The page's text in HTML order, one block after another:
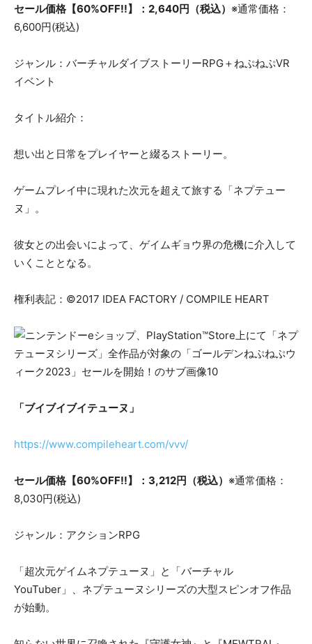
セール価格【60%OFF!!】：2,640円（税込） ※通常価格：
6,600円(税込)
ジャンル：バーチャルダイブストーリーRPG＋ねぷねぷVR
イベント
タイトル紹介：
想い出と日常をプレイヤーと綴るストーリー。
ゲームプレイ中に現れた次元を超えて旅する「ネプテュー
ヌ」。
彼女との出会いによって、ゲイムギョウ界の危機に介入して
いくこととなる。
権利表記：©2017 IDEA FACTORY / COMPILE HEART
「ブイブイブイテューヌ」
https://www.compileheart.com/vvv/
セール価格【60%OFF!!】：3,212円（税込） ※通常価格：
8,030円(税込)
ジャンル：アクションRPG
「超次元ゲイムネプテューヌ」と「バーチャル
YouTuber」、ネプテューヌシリーズの大型スピンオフ作品
が始動。